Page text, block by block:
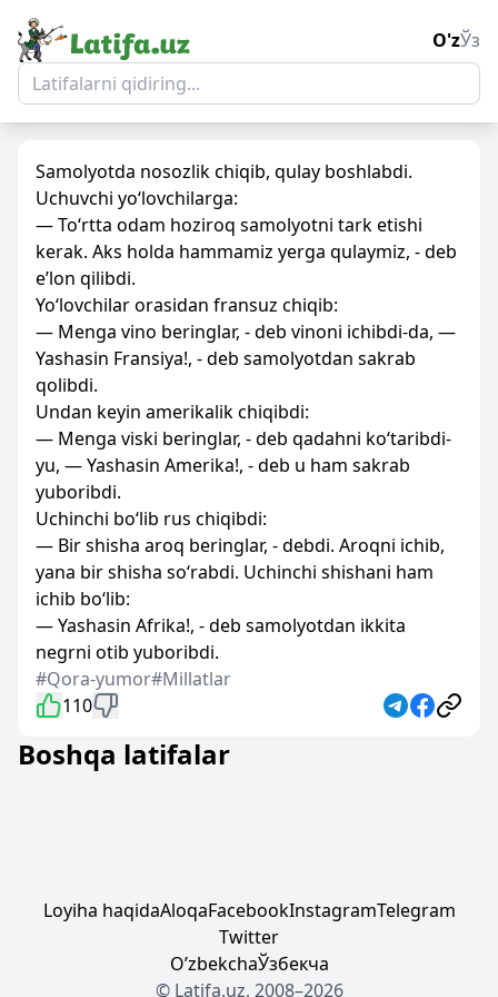
O'zЎз
Samolyotda nosozlik chiqib, qulay boshlabdi.
Uchuvchi yo‘lovchilarga:
— To‘rtta odam hoziroq samolyotni tark etishi
kerak. Aks holda hammamiz yerga qulaymiz, - deb
e’lon qilibdi.
Yo‘lovchilar orasidan fransuz chiqib:
— Menga vino beringlar, - deb vinoni ichibdi-da, —
Yashasin Fransiya!, - deb samolyotdan sakrab
qolibdi.
Undan keyin amerikalik chiqibdi:
— Menga viski beringlar, - deb qadahni ko‘taribdi-
yu, — Yashasin Amerika!, - deb u ham sakrab
yuboribdi.
Uchinchi bo‘lib rus chiqibdi:
— Bir shisha aroq beringlar, - debdi. Aroqni ichib,
yana bir shisha so‘rabdi. Uchinchi shishani ham
ichib bo‘lib:
— Yashasin Afrika!, - deb samolyotdan ikkita
negrni otib yuboribdi.
#Qora-yumor#Millatlar
110
Boshqa latifalar
Loyiha haqidaAloqaFacebookInstagramTelegram
Twitter
OʼzbekchaЎзбекча
© Latifa.uz, 2008–2026